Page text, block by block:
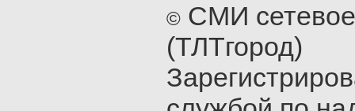
© СМИ
(ТЛТгород)